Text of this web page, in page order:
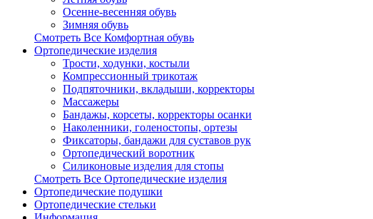
Осенне-весенняя обувь
Зимняя обувь
Смотреть Все Комфортная обувь
Ортопедические изделия
Трости, ходунки, костыли
Компрессионный трикотаж
Подпяточники, вкладыши, корректоры
Массажеры
Бандажы, корсеты, корректоры осанки
Наколенники, голеностопы, ортезы
Фиксаторы, бандажи для суставов рук
Ортопедический воротник
Силиконовые изделия для стопы
Смотреть Все Ортопедические изделия
Ортопедические подушки
Ортопедические стельки